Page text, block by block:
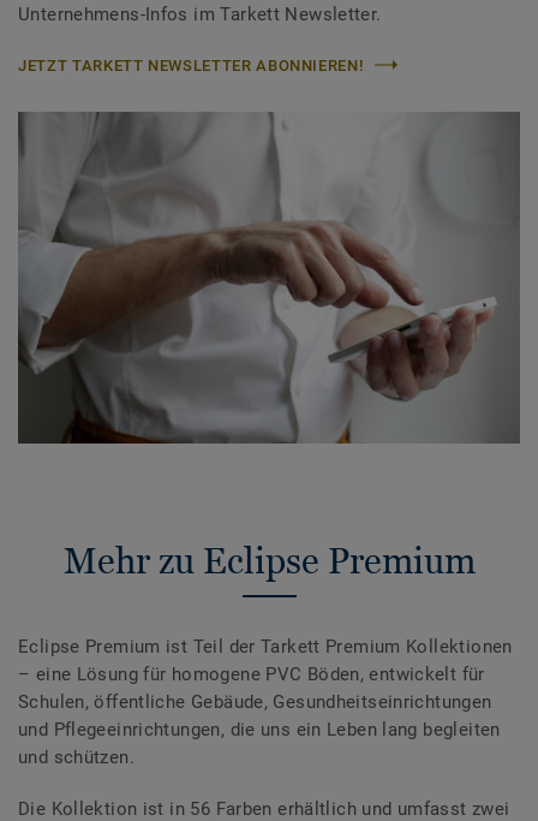
Unternehmens-Infos im Tarkett Newsletter.
JETZT TARKETT NEWSLETTER ABONNIEREN!
Mehr zu Eclipse Premium
Eclipse Premium ist Teil der Tarkett Premium Kollektionen
– eine Lösung für homogene PVC Böden, entwickelt für
Schulen, öffentliche Gebäude, Gesundheitseinrichtungen
und Pflegeeinrichtungen, die uns ein Leben lang begleiten
und schützen.
Die Kollektion ist in 56 Farben erhältlich und umfasst zwei